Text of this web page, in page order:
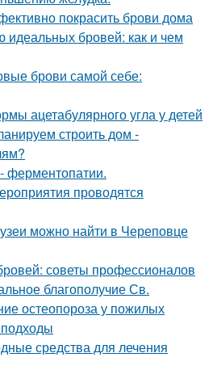
покрасить брови дома
идеальных бровей: как и чем
брови самой себе:
ацетабулярного угла у детей
строить дом -
ферментопатии.
проводятся
можно найти в Череповце
советы профессионалов
благополучие Св.
остеопороза у пожилых
средства для лечения